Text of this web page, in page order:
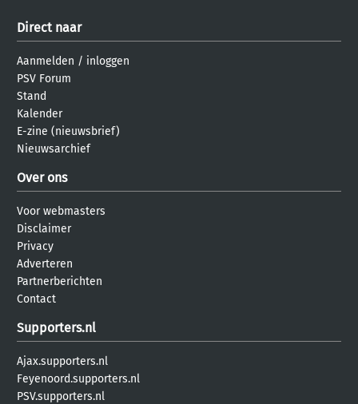
Direct naar
Aanmelden / inloggen
PSV Forum
Stand
Kalender
E-zine (nieuwsbrief)
Nieuwsarchief
Over ons
Voor webmasters
Disclaimer
Privacy
Adverteren
Partnerberichten
Contact
Supporters.nl
Ajax.supporters.nl
Feyenoord.supporters.nl
PSV.supporters.nl